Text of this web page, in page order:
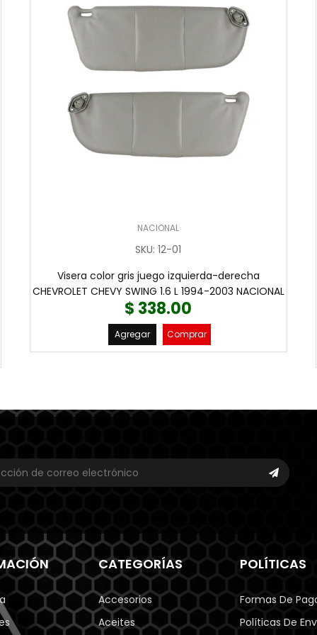
NACIONAL
SKU:12-01
Visera color gris juego izquierda-derecha
CHEVROLET CHEVY SWING 1.6 L 1994-2003 NACIONAL
$ 338.00
Agregar Comprar
CATEGORÍAS
Accesorios
Aceites
POLÍTICAS
Formas De
Políticas De